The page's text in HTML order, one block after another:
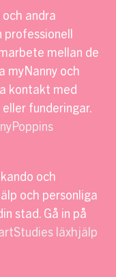
andra
mellan de
myNanny och
kontakt med
funderingar.
och
och personliga
stad. Gå in på
läxhjälp